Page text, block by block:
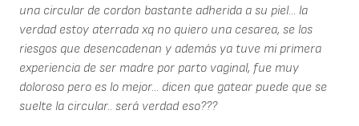
una circular de cordon bastante adherida a su piel... la
verdad estoy aterrada xq no quiero una cesarea, se los
riesgos que desencadenan y además ya tuve mi primera
experiencia de ser madre por parto vaginal, fue muy
doloroso pero es lo mejor... dicen que gatear puede que se
suelte la circular.. será verdad eso???